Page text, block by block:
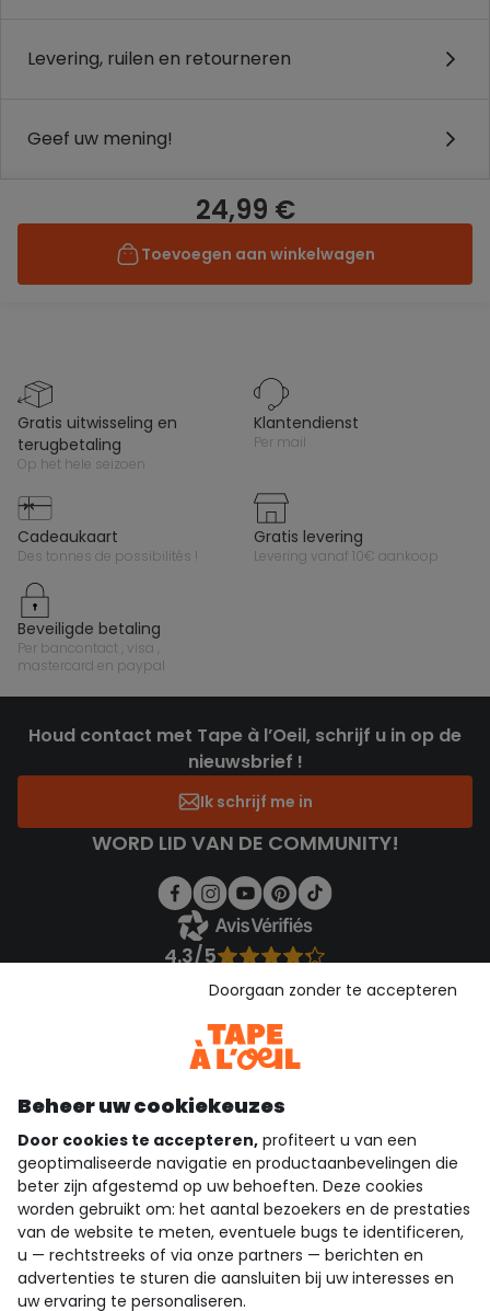
Levering, ruilen en retourneren
Geef uw mening!
24,99 €
Toevoegen aan winkelwagen
gratis uitwisseling en
terugbetaling
op het hele seizoen
klantendienst
per mail
cadeaukaart
des tonnes de possibilités !
gratis levering
levering vanaf 10€ aankoop
beveiligde betaling
per bancontact , visa ,
mastercard en paypal
Houd contact met Tape à l’Oeil, schrijf u in op de
nieuwsbrief !
Ik schrijf me in
WORD LID VAN DE COMMUNITY!
4.3/5
Bekijk de vertrouwensverklaring
Download onze applicatie
Ontdek onze applicatie
wie zijn we?
hulp nodig
loyalty club
Beheer uw cookiekeuzes
Door cookies te accepteren, profiteert u van een
geoptimaliseerde navigatie en productaanbevelingen die
beter zijn afgestemd op uw behoeften. Deze cookies
worden gebruikt om: het aantal bezoekers en de prestaties
van de website te meten, eventuele bugs te identificeren,
u — rechtstreeks of via onze partners — berichten en
advertenties te sturen die aansluiten bij uw interesses en
uw ervaring te personaliseren.
Doorgaan zonder te accepteren